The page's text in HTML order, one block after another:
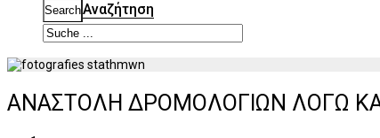
SearchΑναζήτηση
ΑΝΑΣΤΟΛΗ ΔΡΟΜΟΛΟΓΙΩΝ ΛΟΓΩ